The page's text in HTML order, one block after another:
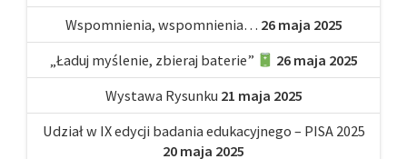
Wspomnienia, wspomnienia… 26 maja 2025
„Ładuj myślenie, zbieraj baterie”
26 maja 2025
Wystawa Rysunku 21 maja 2025
Udział w IX edycji badania edukacyjnego – PISA 2025
20 maja 2025